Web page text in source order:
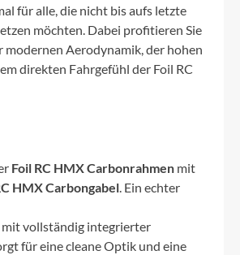
für alle, die nicht bis aufs letzte
möchten. Dabei profitieren Sie
modernen Aerodynamik, der hohen
direkten Fahrgefühl der Foil RC
Foil RC HMX Carbonrahmen mit
HMX Carbongabel. Ein echter
mit vollständig integrierter
für eine cleane Optik und eine